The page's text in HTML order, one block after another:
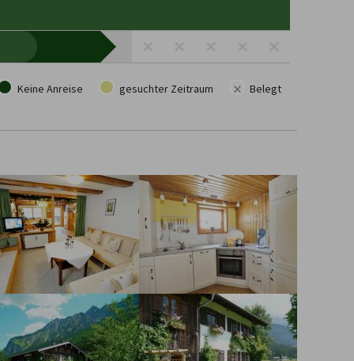
Keine Anreise gesuchter Zeitraum × Belegt